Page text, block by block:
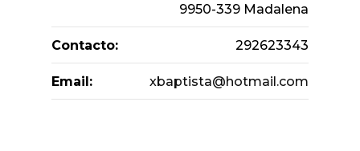
9950-339 Madalena
Contacto: 292623343
Email: xbaptista@hotmail.com